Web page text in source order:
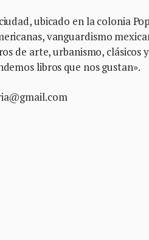
ubicado en la colonia
vanguardismo
de arte, urbanismo,
libros que nos gustan».